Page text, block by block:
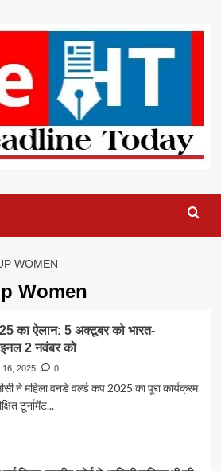
WOMEN
Women
का ऐलान: 5 अक्टूबर को भारत-
2 नवंबर को
16, 2025 0
ने महिला वनडे वर्ल्ड कप 2025 का पूरा कार्यक्रम
टूर्नामेंट...